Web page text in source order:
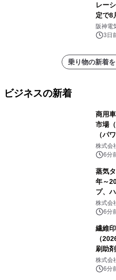
レー
定で8
発売
阪神電
3日
乗り物の新着
ビジネスの新着
商用
市場
（パ
品、
子部
株式会
6分
蒸気
年～
プ、
発表
株式会
6分
繊維
（
刷助
発表
株式会
6分